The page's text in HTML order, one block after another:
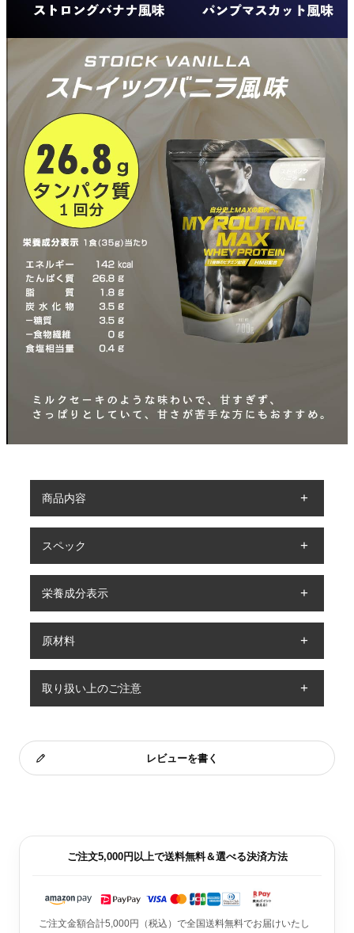
商品内容
スペック
栄養成分表示
原材料
取り扱い上のご注意
レビューを書く
ご注文5,000円以上で送料無料＆選べる決済方法
ご注文金額合計5,000円（税込）で全国送料無料でお届けいたし